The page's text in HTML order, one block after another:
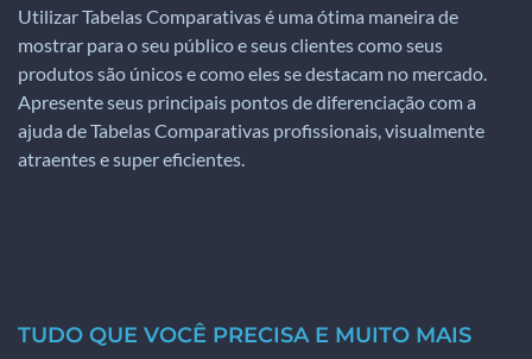
Utilizar Tabelas Comparativas é uma ótima maneira de
mostrar para o seu público e seus clientes como seus
produtos são únicos e como eles se destacam no mercado.
Apresente seus principais pontos de diferenciação com a
ajuda de Tabelas Comparativas profissionais, visualmente
atraentes e super eficientes.
TUDO QUE VOCÊ PRECISA E MUITO MAIS